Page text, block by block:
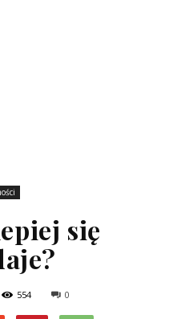
się
554 0